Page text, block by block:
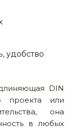
удобство
DIN
проекта или
она
в любых